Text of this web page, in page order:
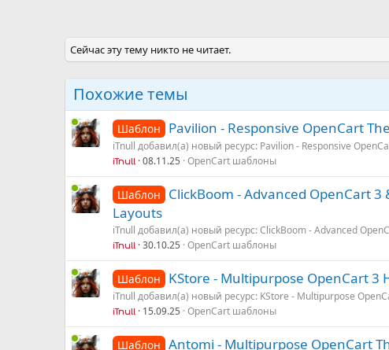
Сейчас эту тему никто не читает.
Похожие темы
Шаблон Pavilion - Responsive OpenCart
iTnull добавил(а) новый ресурс: Pavilion - Responsive
iTnull 08.11.25 OpenCart шаблоны
Шаблон
ClickBoom - Advanced OpenCart
Layouts
iTnull добавил(а) новый ресурс: ClickBoom - Advanced
iTnull 30.10.25 OpenCart шаблоны
Шаблон KStore - Multipurpose OpenCart 3
iTnull добавил(а) новый ресурс: KStore - Multipurpose
iTnull 15.09.25 OpenCart шаблоны
Шаблон Antomi - Multipurpose OpenCart